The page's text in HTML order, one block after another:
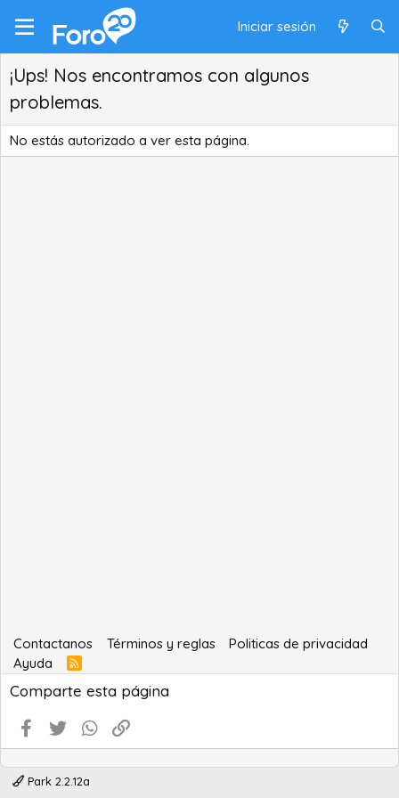
Iniciar sesión
¡Ups! Nos encontramos con algunos
problemas.
No estás autorizado a ver esta página.
Contactanos Términos y reglas
Politicas de privacidad
Ayuda
R
S
S
Comparte esta página
Facebook
Twitter WhatsApp
Park 2.2.12a